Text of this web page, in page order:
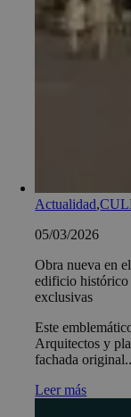
Actualidad,
05/03/2026
Obra nueva en
edificio histórico
exclusivas
Este
Arquitectos y
fachada
Leer más